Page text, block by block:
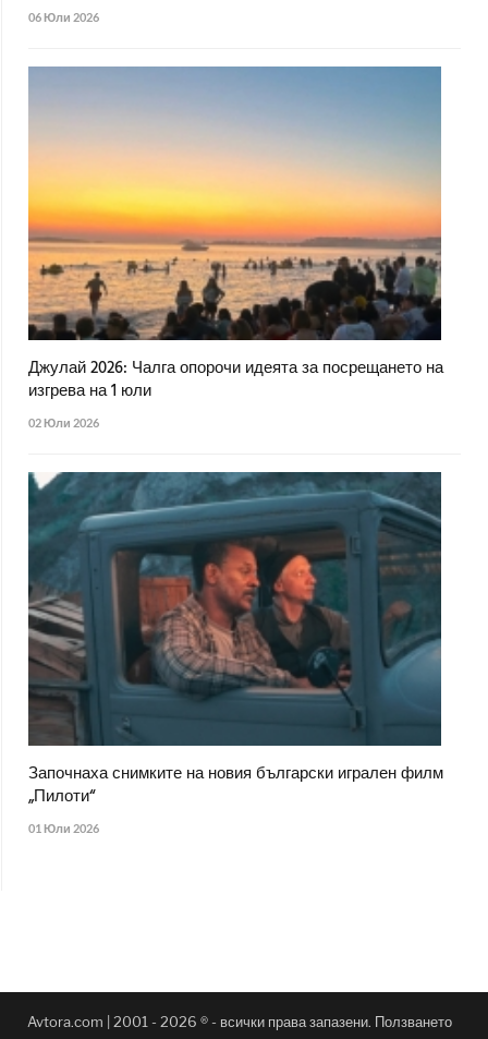
06 Юли 2026
Джулай 2026: Чалга опорочи идеята за посрещането на
изгрева на 1 юли
02 Юли 2026
Започнаха снимките на новия български игрален филм
„Пилоти“
01 Юли 2026
Avtora.com | 2001 - 2026 ® - всички права запазени. Ползването